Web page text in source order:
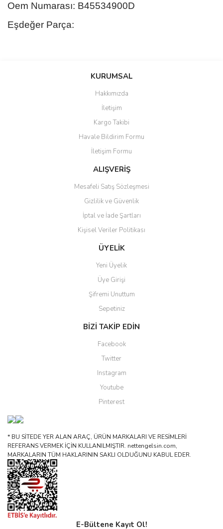
Oem Numarası: B45534900D
Eşdeğer Parça:
Bu ürüne ilk yorumu siz yapın!
Yorum Yaz
Ürün resmi kalitesiz, bozuk veya görüntülenemiyor.
Ürün açıklamasında eksik bilgiler bulunuyor.
Ürün bilgilerinde hatalar bulunuyor.
Ürün fiyatı diğer sitelerden daha pahalı.
Bu ürüne benzer farklı alternatifler olmalı.
Gönder
KURUMSAL
Hakkımızda
İletişim
Kargo Takibi
Havale Bildirim Formu
İletişim Formu
ALIŞVERİŞ
Mesafeli Satış Sözleşmesi
Gizlilik ve Güvenlik
İptal ve İade Şartları
Kişisel Veriler Politikası
ÜYELİK
Yeni Üyelik
Üye Girişi
Şifremi Unuttum
Sepetiniz
BİZİ TAKİP EDİN
Facebook
Twitter
Instagram
Youtube
Pinterest
* BU SİTEDE YER ALAN ARAÇ, ÜRÜN MARKALARI VE RESİMLERİ
REFERANS VERMEK İÇİN KULLANILMIŞTIR. nettengelsin.com,
MARKALARIN TÜM HAKLARININ SAKLI OLDUĞUNU KABUL EDER.
E-Bültene Kayıt Ol!